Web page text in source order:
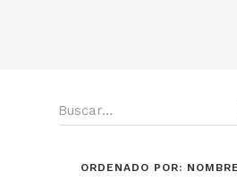
ORDENADO POR: